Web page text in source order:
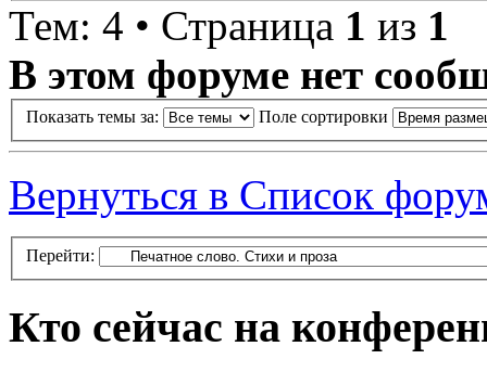
Тем: 4 • Страница 1 из 1
В этом форуме нет
Показать темы за: Поле сортировки
Вернуться в Список
Перейти:
Кто сейчас на